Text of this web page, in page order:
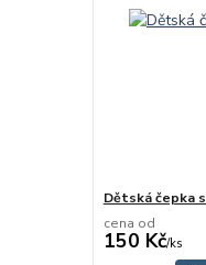
Dětská čepka
cena od
150 Kč/ks